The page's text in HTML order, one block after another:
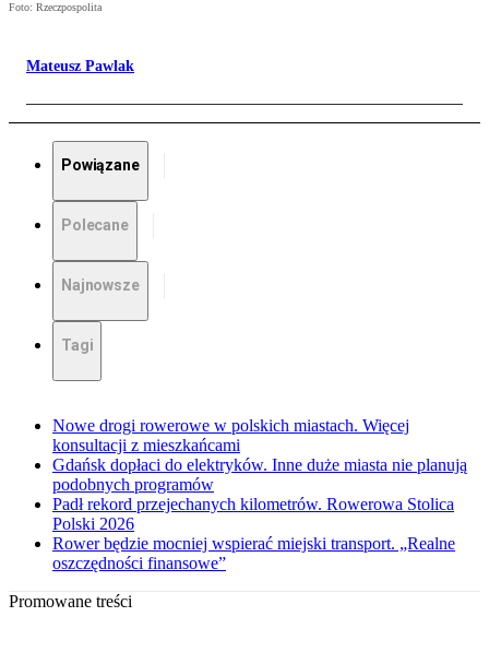
Foto: Rzeczpospolita
Mateusz Pawlak
Powiązane
Polecane
Najnowsze
Tagi
Nowe drogi rowerowe w polskich miastach. Więcej
konsultacji z mieszkańcami
Gdańsk dopłaci do elektryków. Inne duże miasta nie planują
podobnych programów
Padł rekord przejechanych kilometrów. Rowerowa Stolica
Polski 2026
Rower będzie mocniej wspierać miejski transport. „Realne
oszczędności finansowe”
Promowane treści